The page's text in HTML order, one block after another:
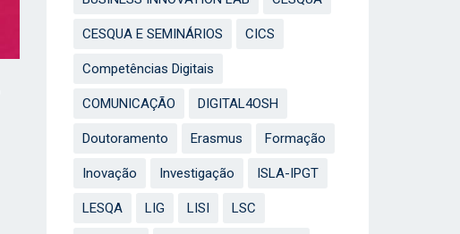
CESQUA E SEMINÁRIOS CICS
Competências Digitais
COMUNICAÇÃO DIGITAL4OSH
Doutoramento Erasmus Formação
Inovação Investigação ISLA-IPGT
LESQA LIG LISI LSC